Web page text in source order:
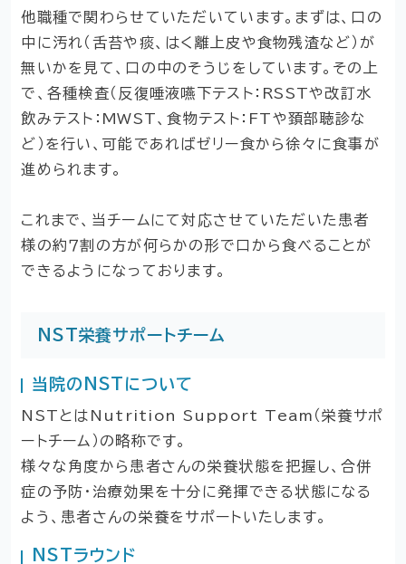
他職種で関わらせていただいています。まずは、口の
中に汚れ（舌苔や痰、はく離上皮や食物残渣など）が
無いかを見て、口の中のそうじをしています。その上
で、各種検査（反復唾液嚥下テスト：RSSTや改訂水
飲みテスト：MWST、食物テスト：FTや頚部聴診な
ど）を行い、可能であればゼリー食から徐々に食事が
進められます。
これまで、当チームにて対応させていただいた患者
様の約７割の方が何らかの形で口から食べることが
できるようになっております。
NST栄養サポートチーム
当院のNSTについて
NSTとはNutrition Support Team（栄養サポ
ートチーム）の略称です。
様々な角度から患者さんの栄養状態を把握し、合併
症の予防・治療効果を十分に発揮できる状態になる
よう、患者さんの栄養をサポートいたします。
NSTラウンド